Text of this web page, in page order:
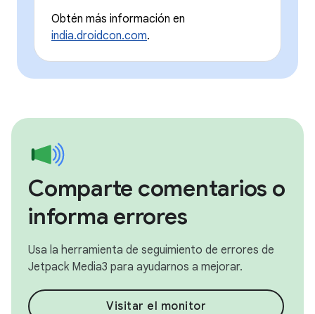
Obtén más información en
india.droidcon.com.
Comparte comentarios o
informa errores
Usa la herramienta de seguimiento de errores de
Jetpack Media3 para ayudarnos a mejorar.
Visitar el monitor